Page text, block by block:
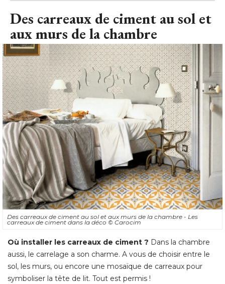
Des carreaux de ciment au sol et
aux murs de la chambre
Des carreaux de ciment au sol et aux murs de la chambre - Les
carreaux de ciment dans la déco © Carocim
Où installer les carreaux de ciment ? Dans la chambre
aussi, le carrelage a son charme. A vous de choisir entre le
sol, les murs, ou encore une mosaïque de carreaux pour
symboliser la tête de lit. Tout est permis !